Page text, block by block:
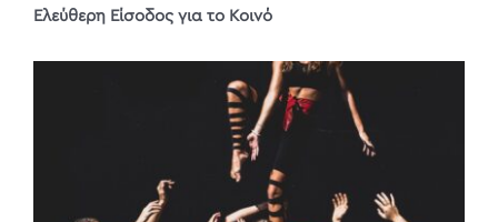
Ελεύθερη Είσοδος για το Κοινό